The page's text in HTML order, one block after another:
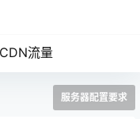
流量
服务器配置要求